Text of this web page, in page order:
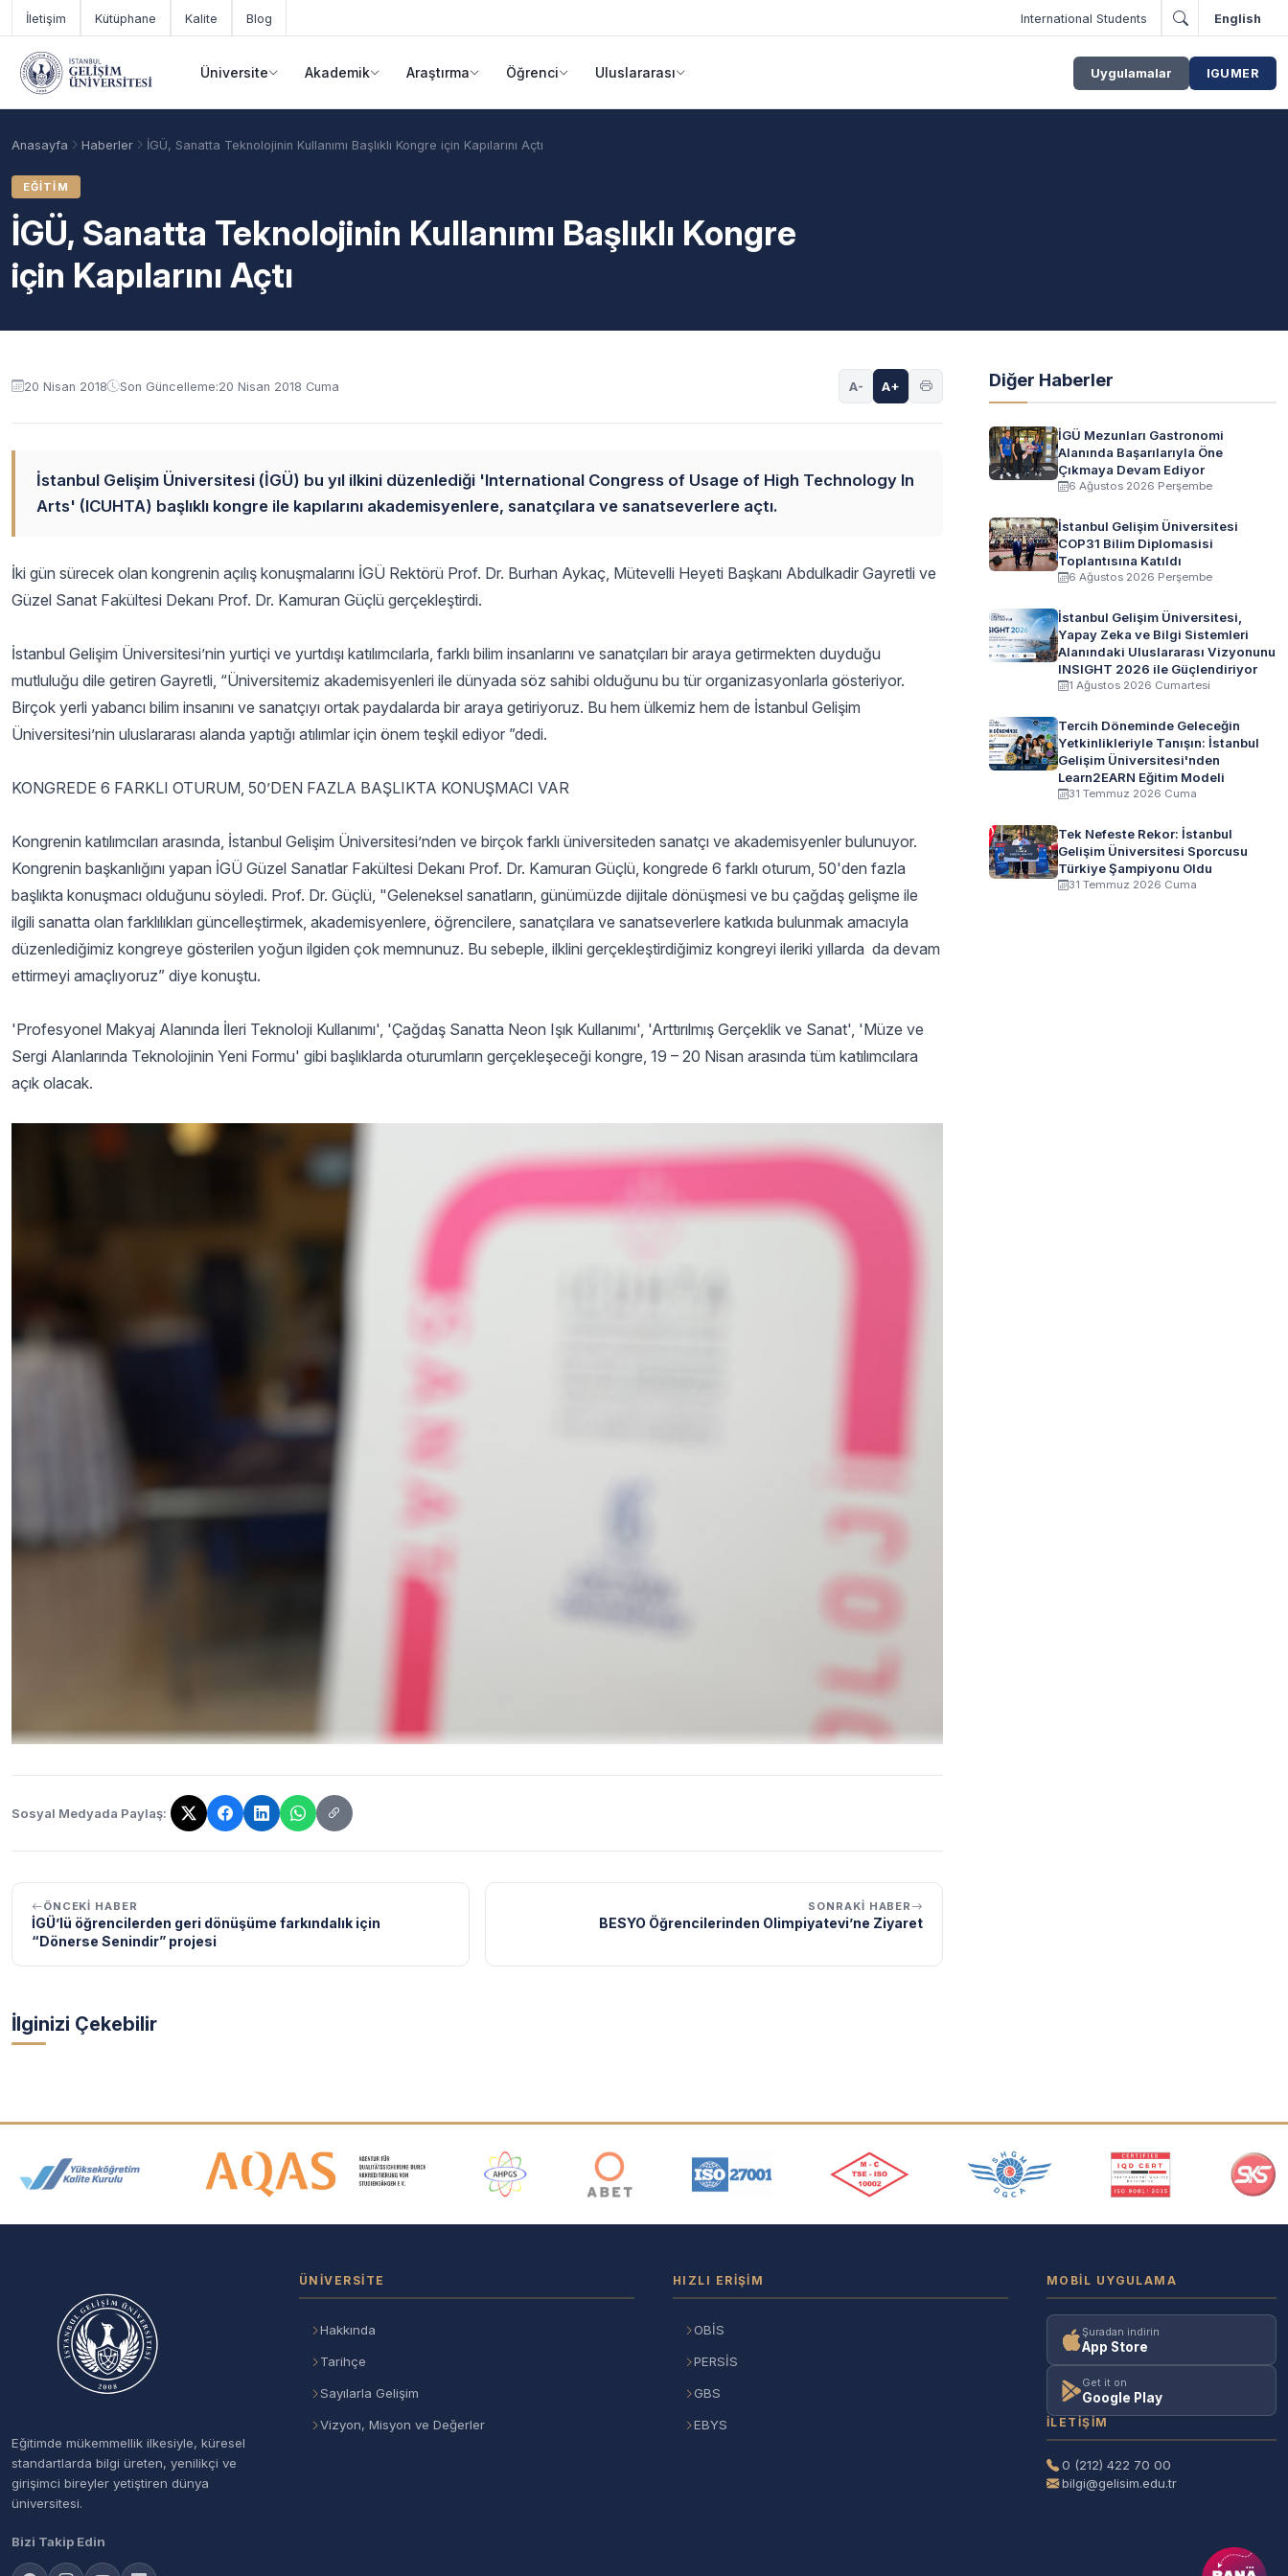
Ana içeriğe geç
İletişim Kütüphane Kalite Blog International Students English
Üniversite Akademik Araştırma Öğrenci Uluslararası Uygulamalar IGUMER
Anasayfa Haberler İGÜ, Sanatta Teknolojinin Kullanımı Başlıklı Kongre için Kapılarını Açtı
EĞITIM
İGÜ, Sanatta Teknolojinin Kullanımı Başlıklı Kongre
için Kapılarını Açtı
20 Nisan 2018 Son Güncelleme:20 Nisan 2018 Cuma A- A+
İstanbul Gelişim Üniversitesi (İGÜ) bu yıl ilkini düzenlediği 'International Congress of Usage of High Technology In
Arts' (ICUHTA) başlıklı kongre ile kapılarını akademisyenlere, sanatçılara ve sanatseverlere açtı.
İki gün sürecek olan kongrenin açılış konuşmalarını İGÜ Rektörü Prof. Dr. Burhan Aykaç, Mütevelli Heyeti Başkanı Abdulkadir Gayretli ve
Güzel Sanat Fakültesi Dekanı Prof. Dr. Kamuran Güçlü gerçekleştirdi.
İstanbul Gelişim Üniversitesi’nin yurtiçi ve yurtdışı katılımcılarla, farklı bilim insanlarını ve sanatçıları bir araya getirmekten duyduğu
mutluluğu dile getiren Gayretli, “Üniversitemiz akademisyenleri ile dünyada söz sahibi olduğunu bu tür organizasyonlarla gösteriyor.
Birçok yerli yabancı bilim insanını ve sanatçıyı ortak paydalarda bir araya getiriyoruz. Bu hem ülkemiz hem de İstanbul Gelişim
Üniversitesi’nin uluslararası alanda yaptığı atılımlar için önem teşkil ediyor ”dedi.
KONGREDE 6 FARKLI OTURUM, 50’DEN FAZLA BAŞLIKTA KONUŞMACI VAR
Kongrenin katılımcıları arasında, İstanbul Gelişim Üniversitesi’nden ve birçok farklı üniversiteden sanatçı ve akademisyenler bulunuyor.
Kongrenin başkanlığını yapan İGÜ Güzel Sanatlar Fakültesi Dekanı Prof. Dr. Kamuran Güçlü, kongrede 6 farklı oturum, 50'den fazla
başlıkta konuşmacı olduğunu söyledi. Prof. Dr. Güçlü, "Geleneksel sanatların, günümüzde dijitale dönüşmesi ve bu çağdaş gelişme ile
ilgili sanatta olan farklılıkları güncelleştirmek, akademisyenlere, öğrencilere, sanatçılara ve sanatseverlere katkıda bulunmak amacıyla
düzenlediğimiz kongreye gösterilen yoğun ilgiden çok memnunuz. Bu sebeple, ilklini gerçekleştirdiğimiz kongreyi ileriki yıllarda da devam
ettirmeyi amaçlıyoruz” diye konuştu.
'Profesyonel Makyaj Alanında İleri Teknoloji Kullanımı', 'Çağdaş Sanatta Neon Işık Kullanımı', 'Arttırılmış Gerçeklik ve Sanat', 'Müze ve
Sergi Alanlarında Teknolojinin Yeni Formu' gibi başlıklarda oturumların gerçekleşeceği kongre, 19 – 20 Nisan arasında tüm katılımcılara
açık olacak.
Sosyal Medyada Paylaş:
Bağlantı kopyalandı!
ÖNCEKI HABER
İGÜ’lü öğrencilerden geri dönüşüme farkındalık için
“Dönerse Senindir” projesi
SONRAKI HABER
BESYO Öğrencilerinden Olimpiyatevi’ne Ziyaret
İlginizi Çekebilir
Diğer Haberler
İGÜ Mezunları Gastronomi
Alanında Başarılarıyla Öne
Çıkmaya Devam Ediyor
6 Ağustos 2026 Perşembe
İstanbul Gelişim Üniversitesi
COP31 Bilim Diplomasisi
Toplantısına Katıldı
6 Ağustos 2026 Perşembe
İstanbul Gelişim Üniversitesi,
Yapay Zeka ve Bilgi Sistemleri
Alanındaki Uluslararası Vizyonunu
INSIGHT 2026 ile Güçlendiriyor
1 Ağustos 2026 Cumartesi
Tercih Döneminde Geleceğin
Yetkinlikleriyle Tanışın: İstanbul
Gelişim Üniversitesi'nden
Learn2EARN Eğitim Modeli
31 Temmuz 2026 Cuma
Tek Nefeste Rekor: İstanbul
Gelişim Üniversitesi Sporcusu
Türkiye Şampiyonu Oldu
31 Temmuz 2026 Cuma
Akreditasyon ve Üyelik Logoları
Eğitimde mükemmellik ilkesiyle, küresel
standartlarda bilgi üreten, yenilikçi ve
girişimci bireyler yetiştiren dünya
üniversitesi.
Bizi Takip Edin
ÜNIVERSITE
Hakkında
Tarihçe
Sayılarla Gelişim
Vizyon, Misyon ve Değerler
HIZLI ERIŞIM
OBİS
PERSİS
GBS
EBYS
MOBIL UYGULAMA
Şuradan indirin
App Store
Get it on
Google Play
İLETIŞIM
0 (212) 422 70 00
bilgi@gelisim.edu.tr